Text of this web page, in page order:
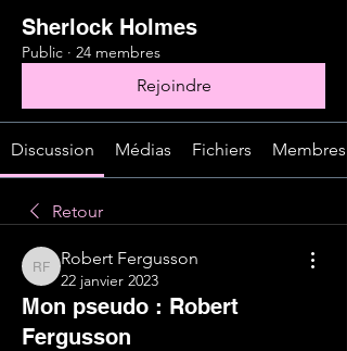
Sherlock Holmes
Public · 24 membres
Rejoindre
Discussion Médias Fichiers Membres
Retour
Robert Fergusson
Robert Fergusson
22 janvier 2023
Mon pseudo : Robert
Fergusson